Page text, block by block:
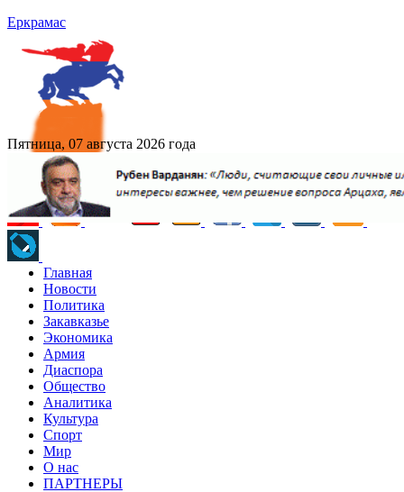
Еркрамас
Пятница, 07 августа 2026 года
Главная
Новости
Политика
Закавказье
Экономика
Армия
Диаспора
Общество
Аналитика
Культура
Спорт
Мир
О нас
ПАРТНЕРЫ